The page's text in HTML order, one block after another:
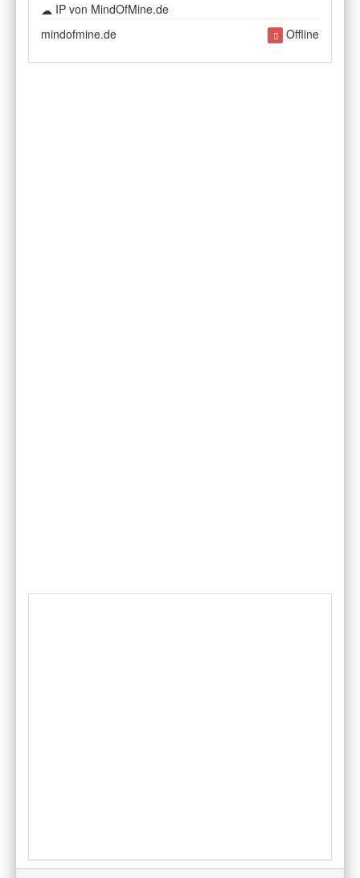
IP von MindOfMine.de
mindofmine.de
Offline